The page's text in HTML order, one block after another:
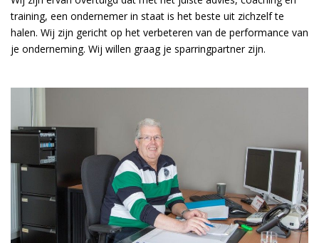
training, een ondernemer in staat is het beste uit zichzelf te
halen. Wij zijn gericht op het verbeteren van de performance van
je onderneming. Wij willen graag je sparringpartner zijn.